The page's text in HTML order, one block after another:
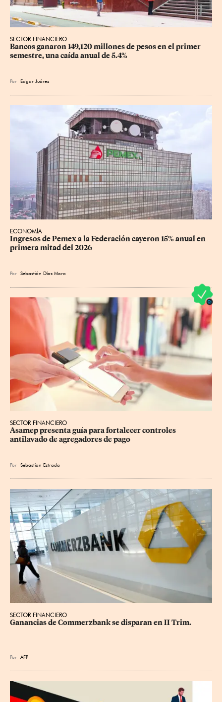
SECTOR FINANCIERO
Bancos ganaron 149,120 millones de pesos en el primer
semestre, una caída anual de 5.4%
Por Edgar Juárez
ECONOMÍA
Ingresos de Pemex a la Federación cayeron 15% anual en
primera mitad del 2026
Por Sebastián Díaz Mora
SECTOR FINANCIERO
Asamep presenta guía para fortalecer controles
antilavado de agregadores de pago
Por Sebastian Estrada
SECTOR FINANCIERO
Ganancias de Commerzbank se disparan en II Trim.
Por AFP